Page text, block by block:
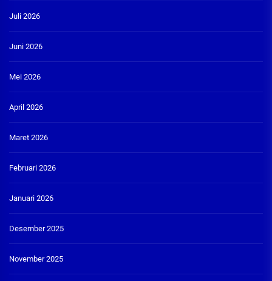
Juli 2026
Juni 2026
Mei 2026
April 2026
Maret 2026
Februari 2026
Januari 2026
Desember 2025
November 2025